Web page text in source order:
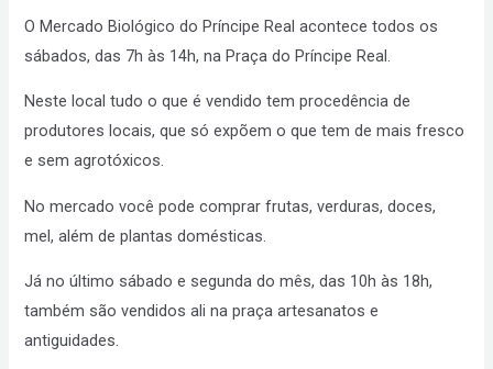
O Mercado Biológico do Príncipe Real acontece todos os
sábados, das 7h às 14h, na Praça do Príncipe Real.
Neste local tudo o que é vendido tem procedência de
produtores locais, que só expõem o que tem de mais fresco
e sem agrotóxicos.
No mercado você pode comprar frutas, verduras, doces,
mel, além de plantas domésticas.
Já no último sábado e segunda do mês, das 10h às 18h,
também são vendidos ali na praça artesanatos e
antiguidades.